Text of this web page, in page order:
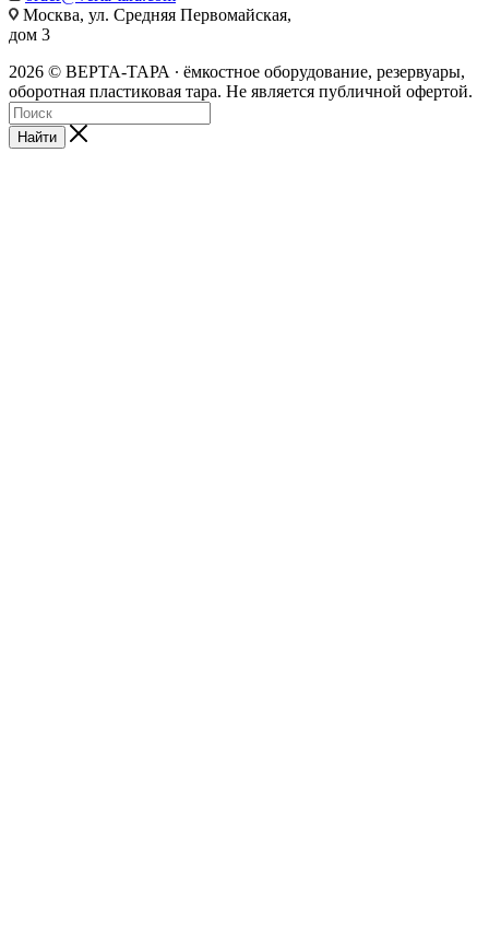
Москва, ул. Средняя Первомайская,
дом 3
2026 © ВЕРТА-ТАРА ∙ ёмкостное оборудование, резервуары,
оборотная пластиковая тара. Не является публичной офертой.
Найти